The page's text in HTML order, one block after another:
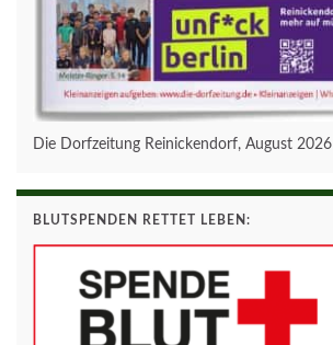
Die Dorfzeitung Reinickendorf, August 2026
BLUTSPENDEN RETTET LEBEN: